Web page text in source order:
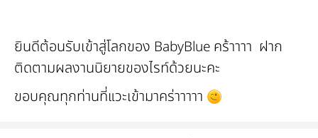
ยินดีต้อนรับเข้าสู่โลกของ BabyBlue คร้าาาา ฝาก
ติดตามผลงานนิยายของไรท์ด้วยนะคะ
ขอบคุณทุกท่านที่แวะเข้ามาคร่าาาาา